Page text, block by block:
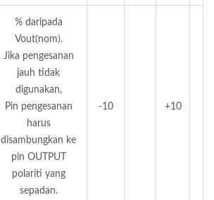
% daripada
Vout(nom).
Jika pengesanan
jauh tidak
digunakan,
Pin pengesanan
harus
disambungkan ke
pin OUTPUT
polariti yang
sepadan.
-10 +10